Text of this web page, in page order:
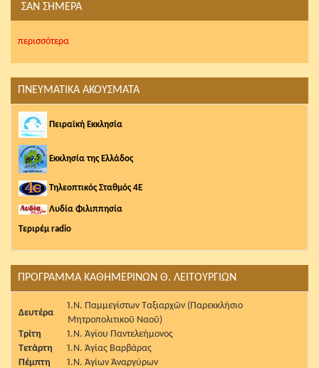
ΣΑΝ ΣΗΜΕΡΑ
περισσότερα
ΠΝΕΥΜΑΤΙΚΑ ΑΚΟΥΣΜΑΤΑ
Πειραϊκή Εκκλησία
Εκκλησία της Ελλάδος
Τηλεοπτικός Σταθμός 4Ε
Λυδία Φιλιππησία
Τεριρέμ radio
ΠΡΟΓΡΑΜΜΑ ΚΑΘΗΜΕΡΙΝΩΝ Θ. ΛΕΙΤΟΥΡΓΙΩΝ
Δευτέρα
Ἱ.Ν. Παμμεγίστων Ταξιαρχῶν (Παρεκκλήσιο
Μητροπολιτικοῦ Ναοῦ)
Τρίτη
Ἱ.Ν. Ἁγίου Παντελεήμονος
Τετάρτη
Ἱ.Ν. Ἁγίας Βαρβάρας
Πέμπτη
Ἱ.Ν. Ἁγίων Ἀναργύρων